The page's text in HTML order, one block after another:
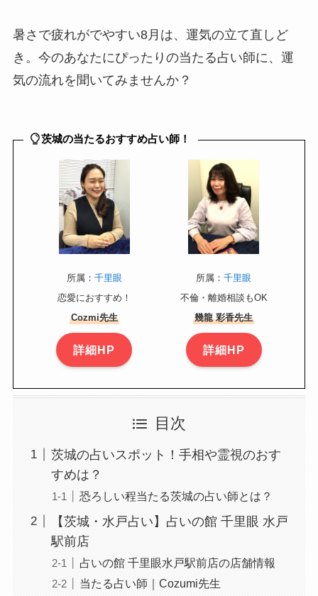
暑さで疲れがでやすい8月は、運気の立て直しど
き。今のあなたにぴったりの当たる占い師に、運
気の流れを聞いてみませんか？
茨城の当たるおすすめ占い師！
所属： 千里眼
恋愛におすすめ！
Cozmi先生
詳細HP
所属：千里眼
不倫・離婚相談もOK
幾龍 彩香先生
詳細HP
目次
茨城の占いスポット！手相や霊視のおす
すめは？
恐ろしい程当たる茨城の占い師とは？
【茨城・水戸占い】占いの館 千里眼 水戸
駅前店
占いの館 千里眼水戸駅前店の店舗情報
当たる占い師｜Cozumi先生